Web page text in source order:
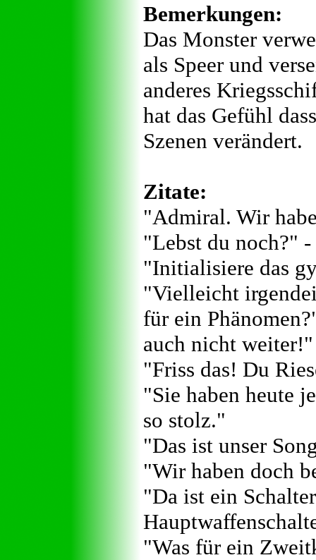
Bemerkungen:
Das Monster
als Speer und
anderes
hat das Gefühl
Szenen verändert.
Zitate:
"Admiral. Wir
"Lebst du noch?"
"Initialisiere das
"Vielleicht
für ein
auch nicht weiter!"
"Friss das! Du
"Sie haben heute
so stolz."
"Das ist unser
"Wir haben doch
"Da ist ein
"Was für ein